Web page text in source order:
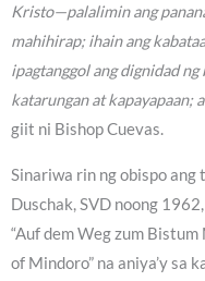
Kristo—palalimin ang
mahihirap; ihain ang
ipagtanggol ang dignidad
katarungan at kapayapaan;
giit ni Bishop Cuevas.
Sinariwa rin ng obispo
Duschak, SVD noong
“Auf dem Weg zum
of Mindoro” na aniya’y sa